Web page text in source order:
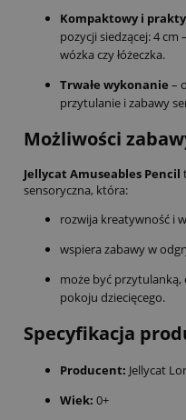
Kompaktowy i
pozycji siedzącej: 4 cm
wózka czy łóżeczka.
Trwałe wykonanie –
przytulanie i zabawy
Możliwości
Jellycat Amuseables Pencil
sensoryczna, która:
rozwija kreatywność i
wspiera zabawy w
może być
pokoju dziecięcego.
Specyfikacja
Producent: Jellycat
Wiek: 0+